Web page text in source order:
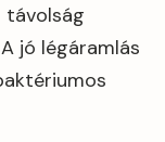
távolság
jó légáramlás